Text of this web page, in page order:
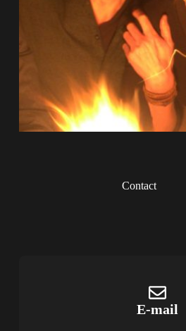
Contact
E‑mail